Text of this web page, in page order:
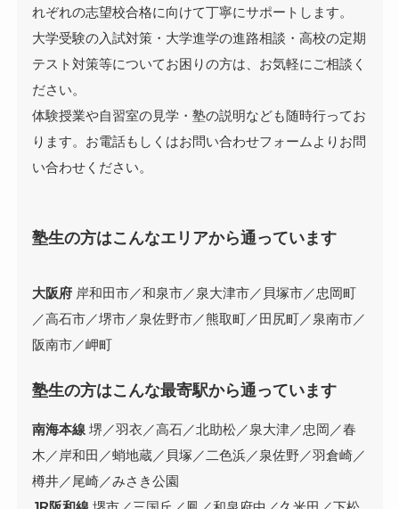
れぞれの志望校合格に向けて丁寧にサポートします。
大学受験の入試対策・大学進学の進路相談・高校の定期
テスト対策等についてお困りの方は、お気軽にご相談く
ださい。
体験授業や自習室の見学・塾の説明なども随時行ってお
ります。お電話もしくはお問い合わせフォームよりお問
い合わせください。
塾生の方はこんなエリアから通っています
大阪府 岸和田市／和泉市／泉大津市／貝塚市／忠岡町
／高石市／堺市／泉佐野市／熊取町／田尻町／泉南市／
阪南市／岬町
塾生の方はこんな最寄駅から通っています
南海本線 堺／羽衣／高石／北助松／泉大津／忠岡／春
木／岸和田／蛸地蔵／貝塚／二色浜／泉佐野／羽倉崎／
樽井／尾崎／みさき公園